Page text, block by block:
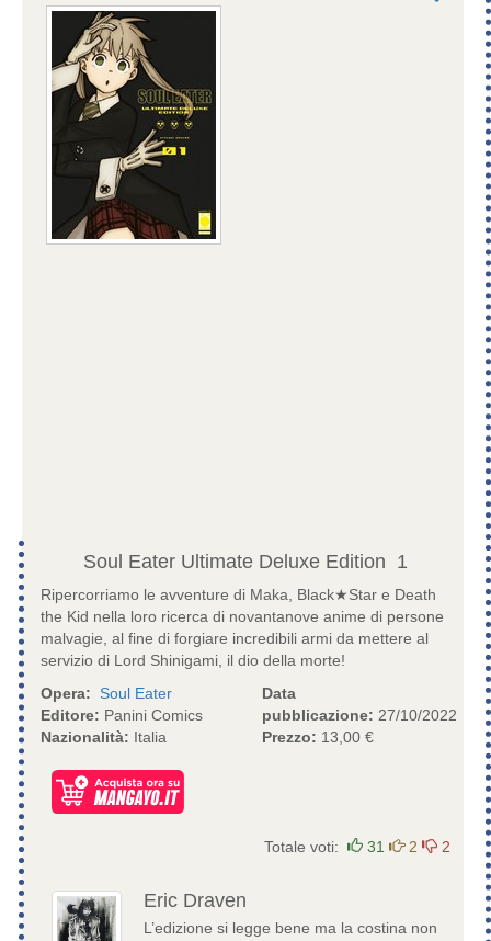
Soul Eater Ultimate Deluxe Edition 1
Ripercorriamo le avventure di Maka, Black★Star e Death
the Kid nella loro ricerca di novantanove anime di persone
malvagie, al fine di forgiare incredibili armi da mettere al
servizio di Lord Shinigami, il dio della morte!
Opera:
Soul Eater
Editore: Panini Comics
Nazionalità: Italia
Data
pubblicazione: 27/10/2022
Prezzo: 13,00 €
Totale voti: 31 2 2
Eric Draven
L’edizione si legge bene ma la costina non